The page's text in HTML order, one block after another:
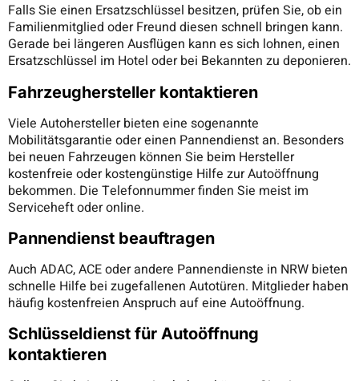
Falls Sie einen Ersatzschlüssel besitzen, prüfen Sie, ob ein
Familienmitglied oder Freund diesen schnell bringen kann.
Gerade bei längeren Ausflügen kann es sich lohnen, einen
Ersatzschlüssel im Hotel oder bei Bekannten zu deponieren.
Fahrzeughersteller kontaktieren
Viele Autohersteller bieten eine sogenannte
Mobilitätsgarantie oder einen Pannendienst an. Besonders
bei neuen Fahrzeugen können Sie beim Hersteller
kostenfreie oder kostengünstige Hilfe zur Autoöffnung
bekommen. Die Telefonnummer finden Sie meist im
Serviceheft oder online.
Pannendienst beauftragen
Auch ADAC, ACE oder andere Pannendienste in NRW bieten
schnelle Hilfe bei zugefallenen Autotüren. Mitglieder haben
häufig kostenfreien Anspruch auf eine Autoöffnung.
Schlüsseldienst für Autoöffnung
kontaktieren